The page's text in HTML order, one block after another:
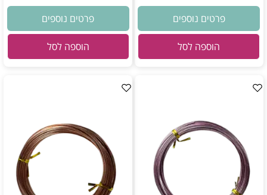
פרטים נוספים
הוספה לסל
פרטים נוספים
הוספה לסל